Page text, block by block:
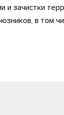
зачистки
в том